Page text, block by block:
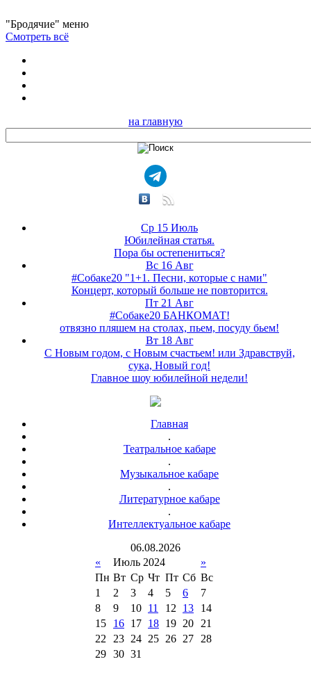
"Бродячие" меню
Смотреть всё
на главную
Ср 15 Июль
Юбилейная статья.
Пора бы остепениться?
Вс 16 Авг
#Собаке20 "1+1. Песни, которые с нами"
Концерт, который больше не повторится.
Пт 21 Авг
#Собаке20 БАНКОМАТ!
отвязно пляшем на столах, пьем, посуду бьем!
Вт 18 Авг
С Новым годом, с Новым счастьем! или Здравствуй,
сука, Новый год!
Главное шоу юбилейной недели!
Главная
.
Театральное кабаре
.
Музыкальное кабаре
.
Литературное кабаре
.
Интеллектуальное кабаре
06.08.2026
«
Июль 2024
»
Пн Вт Ср Чт Пт Сб Вс
1
2 3 4 5 6
7
8
9 10 11 12 13
14
15
16 17 18 19 20
21
22
23 24 25 26 27
28
29 30 31